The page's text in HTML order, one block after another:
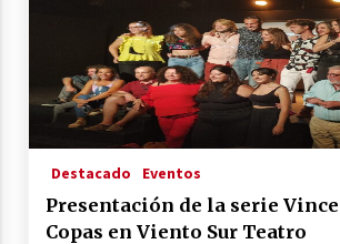
Destacado Eventos
Presentación de la serie
Copas en Viento Sur Teatro